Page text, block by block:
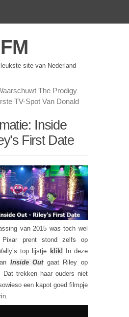
site van Nederland
The Prodigy
TV-Spot Van Donald
Inside
First Date
van 2015 was toch wel
Pixar prent stond zelfs op
top lijstje klik! In deze
Inside Outgaat Riley op
Dat trekken haar ouders niet
een kapot goed filmpje